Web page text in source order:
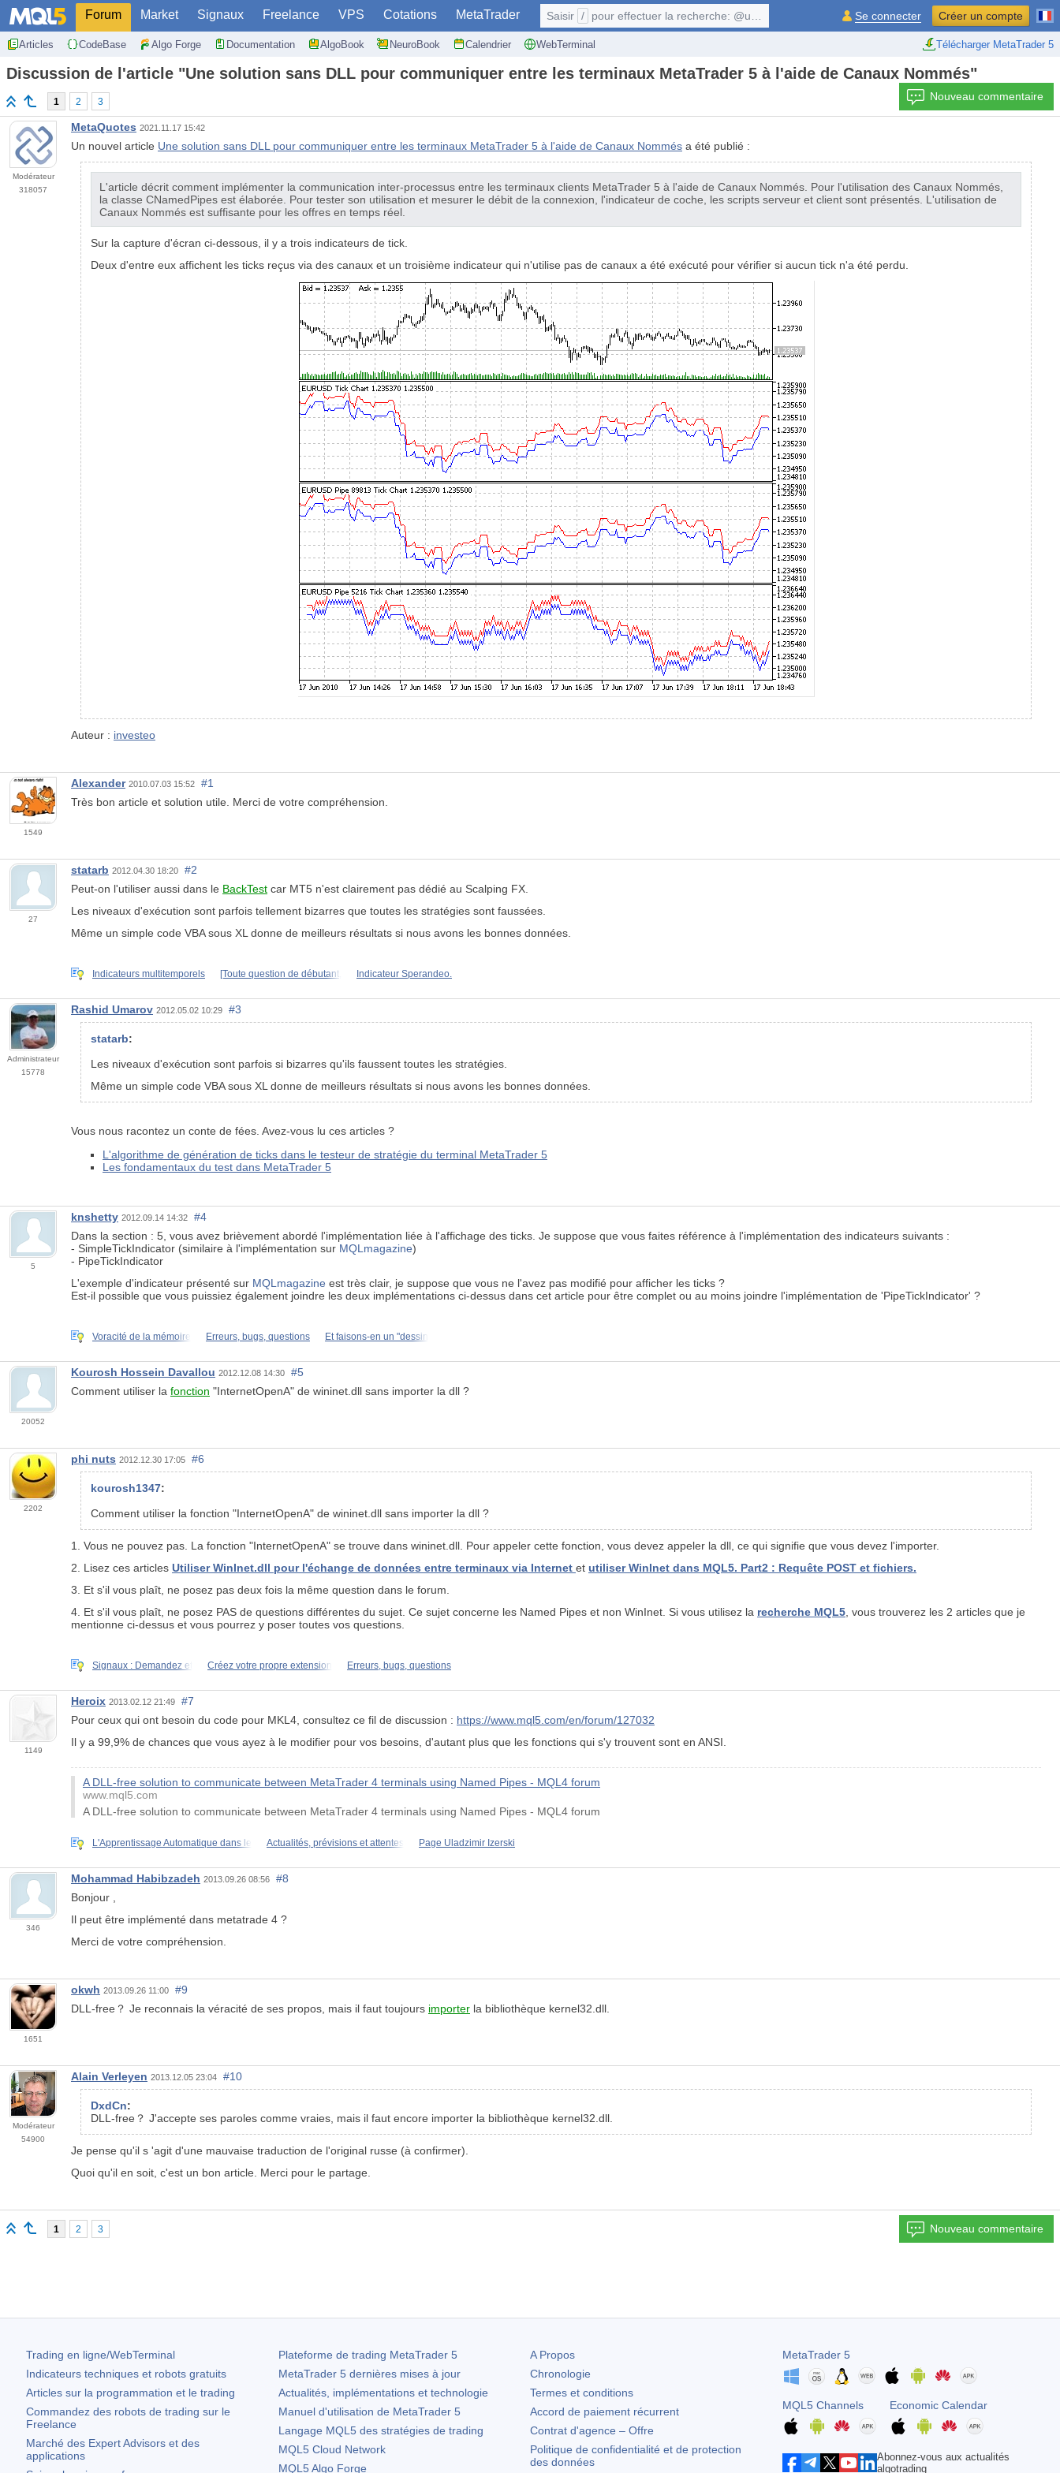
Forum Market Signaux Freelance VPS Cotations MetaTrader
Articles CodeBase Algo Forge Documentation AlgoBook NeuroBook Calendrier WebTerminal Télécharger MetaTrader 5
Saisir / pour effectuer la recherche: @user, $symbol, ... Se connecter Créer un compte
Discussion de l'article "Une solution sans DLL pour communiquer entre les terminaux MetaTrader 5 à l'aide de Canaux Nommés"
1 2 3 Nouveau commentaire
Modérateur
318057
MetaQuotes 2021.11.17 15:42
Un nouvel article Une solution sans DLL pour communiquer entre les terminaux MetaTrader 5 à l'aide de Canaux Nommés a été publié :
L'article décrit comment implémenter la communication inter-processus entre les terminaux clients MetaTrader 5 à l'aide de Canaux Nommés. Pour l'utilisation des Canaux Nommés,
la classe CNamedPipes est élaborée. Pour tester son utilisation et mesurer le débit de la connexion, l'indicateur de coche, les scripts serveur et client sont présentés. L'utilisation de
Canaux Nommés est suffisante pour les offres en temps réel.
Sur la capture d'écran ci-dessous, il y a trois indicateurs de tick.
Deux d'entre eux affichent les ticks reçus via des canaux et un troisième indicateur qui n'utilise pas de canaux a été exécuté pour vérifier si aucun tick n'a été perdu.
Auteur : investeo
1549
Alexander 2010.07.03 15:52
#1
Très bon article et solution utile. Merci de votre compréhension.
27
statarb 2012.04.30 18:20
#2
Peut-on l'utiliser aussi dans le BackTest car MT5 n'est clairement pas dédié au Scalping FX.
Les niveaux d'exécution sont parfois tellement bizarres que toutes les stratégies sont faussées.
Même un simple code VBA sous XL donne de meilleurs résultats si nous avons les bonnes données.
Indicateurs multitemporels [Toute question de débutant, Indicateur Sperandeo.
Administrateur
15778
Rashid Umarov 2012.05.02 10:29 #3
statarb:
Les niveaux d'exécution sont parfois si bizarres qu'ils faussent toutes les stratégies.
Même un simple code VBA sous XL donne de meilleurs résultats si nous avons les bonnes données.
Vous nous racontez un conte de fées. Avez-vous lu ces articles ?
L'algorithme de génération de ticks dans le testeur de stratégie du terminal MetaTrader 5
Les fondamentaux du test dans MetaTrader 5
5
knshetty 2012.09.14 14:32
#4
Dans la section : 5, vous avez brièvement abordé l'implémentation liée à l'affichage des ticks. Je suppose que vous faites référence à l'implémentation des indicateurs suivants :
- SimpleTickIndicator (similaire à l'implémentation sur MQLmagazine)
- PipeTickIndicator
L'exemple d'indicateur présenté sur MQLmagazine est très clair, je suppose que vous ne l'avez pas modifié pour afficher les ticks ?
Est-il possible que vous puissiez également joindre les deux implémentations ci-dessus dans cet article pour être complet ou au moins joindre l'implémentation de 'PipeTickIndicator' ?
Voracité de la mémoire Erreurs, bugs, questions Et faisons-en un "dessin
20052
Kourosh Hossein Davallou 2012.12.08 14:30
#5
Comment utiliser la fonction "InternetOpenA" de wininet.dll sans importer la dll ?
2202
phi nuts 2012.12.30 17:05 #6
kourosh1347:
Comment utiliser la fonction "InternetOpenA" de wininet.dll sans importer la dll ?
1. Vous ne pouvez pas. La fonction "InternetOpenA" se trouve dans wininet.dll. Pour appeler cette fonction, vous devez appeler la dll, ce qui signifie que vous devez l'importer.
2. Lisez ces articles Utiliser WinInet.dll pour l'échange de données entre terminaux via Internet et utiliser WinInet dans MQL5. Part2 : Requête POST et fichiers.
3. Et s'il vous plaît, ne posez pas deux fois la même question dans le forum.
4. Et s'il vous plaît, ne posez PAS de questions différentes du sujet. Ce sujet concerne les Named Pipes et non WinInet. Si vous utilisez la recherche MQL5 , vous trouverez les 2 articles que je
mentionne ci-dessus et vous pourrez y poser toutes vos questions.
Signaux : Demandez et Créez votre propre extension Erreurs, bugs, questions
1149
Heroix 2013.02.12 21:49
#7
Pour ceux qui ont besoin du code pour MKL4, consultez ce fil de discussion : https://www.mql5.com/en/forum/127032
Il y a 99,9% de chances que vous ayez à le modifier pour vos besoins, d'autant plus que les fonctions qui s'y trouvent sont en ANSI.
A DLL-free solution to communicate between MetaTrader 4 terminals using Named Pipes - MQL4 forum
www.mql5.com
A DLL-free solution to communicate between MetaTrader 4 terminals using Named Pipes - MQL4 forum
L'Apprentissage Automatique dans le Actualités, prévisions et attentes Page Uladzimir Izerski
346
Mohammad Habibzadeh 2013.09.26 08:56
#8
Bonjour ,
Il peut être implémenté dans metatrade 4 ?
Merci de votre compréhension.
1651
okwh 2013.09.26 11:00
#9
DLL-free？ Je reconnais la véracité de ses propos, mais il faut toujours importer la bibliothèque kernel32.dll.
Modérateur
54900
Alain Verleyen 2013.12.05 23:04 #10
DxdCn:
DLL-free？ J'accepte ses paroles comme vraies, mais il faut encore importer la bibliothèque kernel32.dll.
Je pense qu'il s 'agit d'une mauvaise traduction de l'original russe (à confirmer).
Quoi qu'il en soit, c'est un bon article. Merci pour le partage.
1 2 3 Nouveau commentaire
Trading en ligne/WebTerminal
Indicateurs techniques et robots gratuits
Articles sur la programmation et le trading
Commandez des robots de trading sur le
Freelance
Marché des Expert Advisors et des
applications
Plateforme de trading MetaTrader 5
MetaTrader 5dernières mises à jour
Actualités, implémentations et technologie
Manuel d'utilisation de MetaTrader 5
Langage MQL5 des stratégies de trading
MQL5 Cloud Network
MQL5 Algo Forge
A Propos
Chronologie
Termes et conditions
Accord de paiement récurrent
Contrat d'agence – Offre
Politique de confidentialité et de protection
des données
MetaTrader 5
MQL5 Channels Economic Calendar
Abonnez-vous aux actualités
algotrading